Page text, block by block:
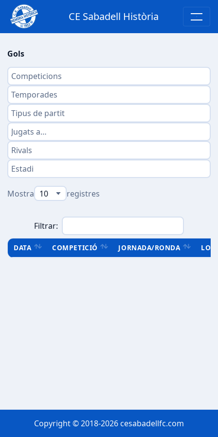
CE Sabadell Història
Gols
Mostra registres
Filtrar:
DATA COMPETICIÓ JORNADA/RONDA
Copyright © 2018-2026 cesabadellfc.com